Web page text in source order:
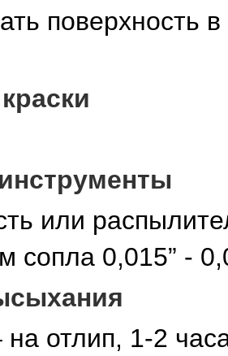
поверхность
или
сопла 0,015” -
на отлип, 1-2